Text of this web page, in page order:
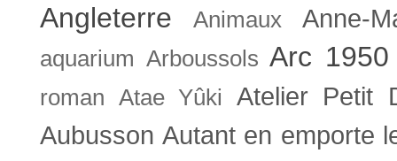
Angleterre Animaux Anne-
aquarium Arboussols Arc 1950
roman Atae Yûki
Atelier Petit
Aubusson Autant en emporte